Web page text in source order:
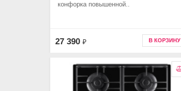
конфорка повышенной..
27 390 ₽ В КОРЗИНУ